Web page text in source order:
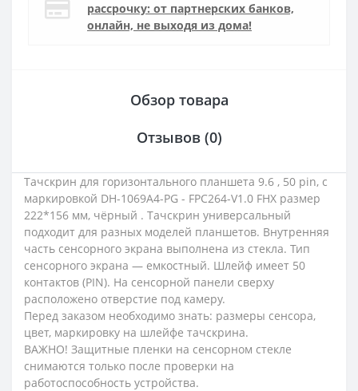
рассрочку: от партнерских банков,
онлайн, не выходя из дома!
Обзор товара
Отзывов (0)
Тачскрин для горизонтального планшета 9.6 , 50 pin, с
маркировкой DH-1069A4-PG - FPC264-V1.0 FHX размер
222*156 мм, чёрный . Тачскрин универсальный
подходит для разных моделей планшетов. Внутренняя
часть сенсорного экрана выполнена из стекла. Тип
сенсорного экрана — емкостный. Шлейф имеет 50
контактов (PIN). На сенсорной панели сверху
расположено отверстие под камеру.
Перед заказом необходимо знать: размеры сенсора,
цвет, маркировку на шлейфе тачскрина.
ВАЖНО! Защитные пленки на сенсорном стекле
снимаются только после проверки на
работоспособность устройства.